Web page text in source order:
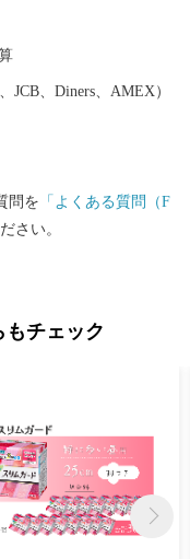
の地に誕生した四国初
。十河氏の功績を紹
観光交流センターを併
化センターとして、J
）から認定されまし
たなローカルファン
JCB、Diners、AMEX）
問を 「よくある質問（F
さい。
チェック